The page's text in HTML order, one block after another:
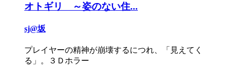
オトギリ ～姿のない住...
sj@坂
プレイヤーの精神が崩壊するにつれ、「見えてく
る」。３Ｄホラー